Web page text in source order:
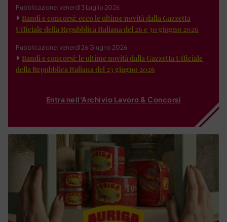
Pubblicazione: venerdì 3 Luglio 2026
Bandi e concorsi: ecco le ultime novità dalla Gazzetta
Ufficiale della Repubblica Italiana del 26 e 30 giugno 2026
Pubblicazione: venerdì 26 Giugno 2026
Bandi e concorsi: le ultime novità dalla Gazzetta Ufficiale
della Repubblica Italiana del 23 giugno 2026
Entra nell'Archivio Lavoro & Concorsi